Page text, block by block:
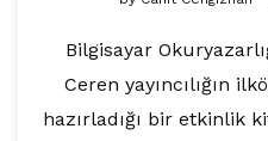
Bilgisayar
Ceren yayıncılığın
hazırladığı bir etkinlik